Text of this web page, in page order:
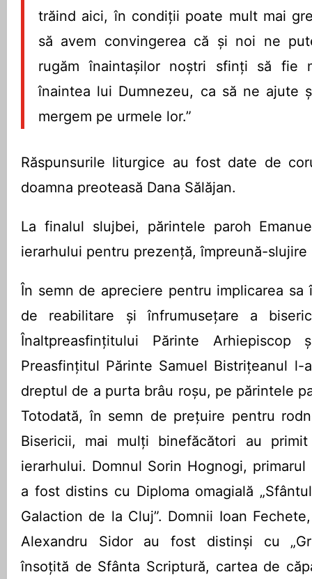
trăind aici, în condiții poate mult mai
să avem convingerea că și noi ne
rugăm înaintașilor noștri sfinți să fie
înaintea lui Dumnezeu, ca să ne ajute
mergem pe urmele lor.”
Răspunsurile liturgice au fost date de
doamna preoteasă Dana Sălăjan.
La finalul slujbei, părintele paroh
ierarhului pentru prezență, împreună-
În semn de apreciere pentru implicarea sa
de reabilitare și înfrumusețare a
Înaltpreasfințitului Părinte Arhiepiscop
Preasfințitul Părinte Samuel Bistrițeanul
dreptul de a purta brâu roșu, pe părintele
Totodată, în semn de prețuire pentru
Bisericii, mai mulți binefăcători au
ierarhului. Domnul Sorin Hognogi,
a fost distins cu Diploma omagială
Galaction de la Cluj”. Domnii Ioan
Alexandru Sidor au fost distinși cu
însoțită de Sfânta Scriptură, cartea de